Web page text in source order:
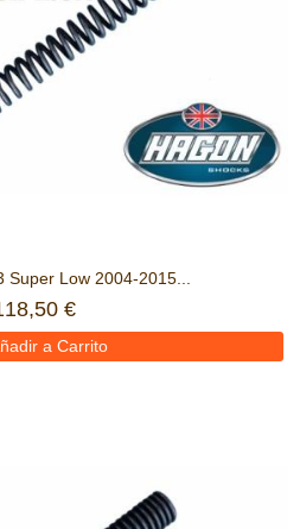
Super Low 2004-2015...
€
a Carrito